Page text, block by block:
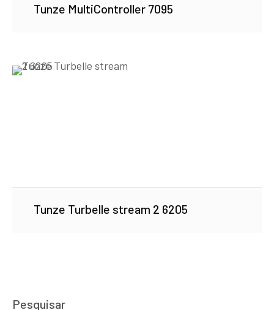
Tunze MultiController 7095
Tunze Turbelle stream 2 6205
Pesquisar